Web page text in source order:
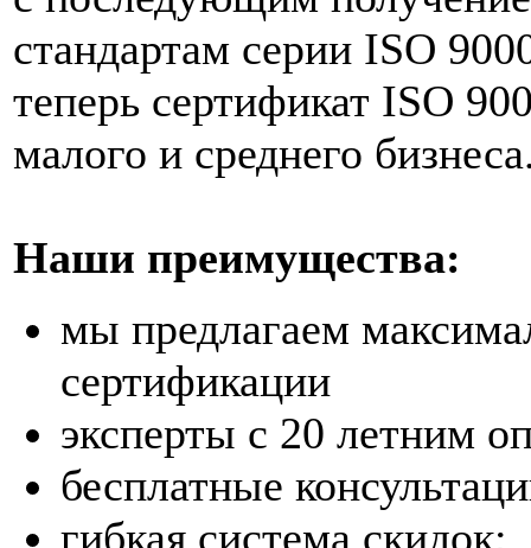
стандартам серии ISO
теперь сертификат ISO
малого и среднего
Наши преимущества:
мы предлагаем
сертификации
эксперты с 20 летним
бесплатные
гибкая система скидок;